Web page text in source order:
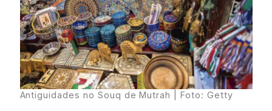
Antiguidades no Souq de Mutrah | Foto: Getty